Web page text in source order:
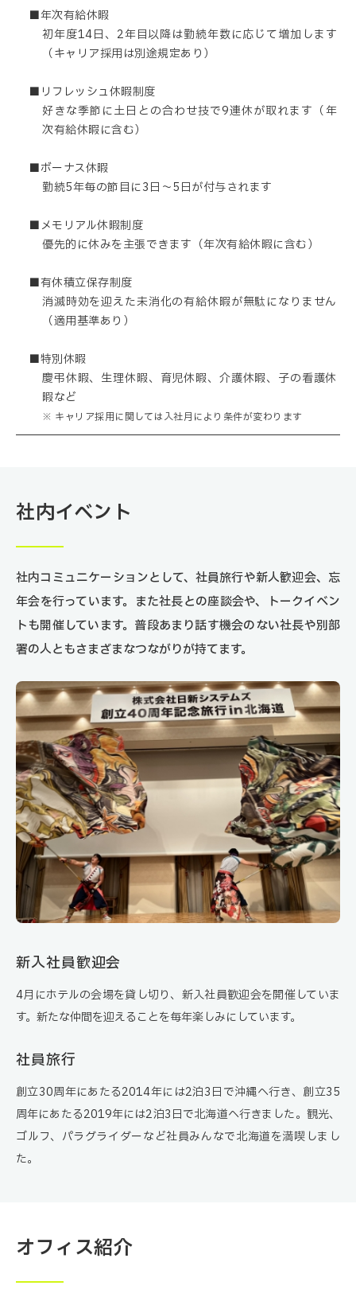
■年次有給休暇
初年度14日、2年目以降は勤続年数に応じて増加します
（キャリア採用は別途規定あり）
■リフレッシュ休暇制度
好きな季節に土日との合わせ技で9連休が取れます（年
次有給休暇に含む）
■ボーナス休暇
勤続5年毎の節目に3日～5日が付与されます
■メモリアル休暇制度
優先的に休みを主張できます（年次有給休暇に含む）
■有休積立保存制度
消滅時効を迎えた未消化の有給休暇が無駄になりません
（適用基準あり）
■特別休暇
慶弔休暇、生理休暇、育児休暇、介護休暇、子の看護休
暇など
※ キャリア採用に関しては入社月により条件が変わります
社内イベント
社内コミュニケーションとして、社員旅行や新人歓迎会、忘
年会を行っています。また社長との座談会や、トークイベン
トも開催しています。普段あまり話す機会のない社長や別部
署の人ともさまざまなつながりが持てます。
新入社員歓迎会
4月にホテルの会場を貸し切り、新入社員歓迎会を開催していま
す。新たな仲間を迎えることを毎年楽しみにしています。
社員旅行
創立30周年にあたる2014年には2泊3日で沖縄へ行き、創立35
周年にあたる2019年には2泊3日で北海道へ行きました。観光、
ゴルフ、パラグライダーなど社員みんなで北海道を満喫しまし
た。
オフィス紹介